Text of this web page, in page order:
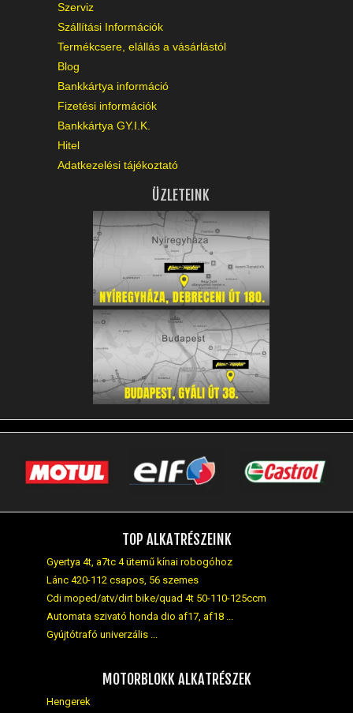
Szerviz
Szállítási Információk
Termékcsere, elállás a vásárlástól
Blog
Bankkártya információ
Fizetési információk
Bankkártya GY.I.K.
Hitel
Adatkezelési tájékoztató
ÜZLETEINK
TOP ALKATRÉSZEINK
Gyertya 4t, a7tc 4 ütemű kínai robogóhoz
Lánc 420-112 csapos, 56 szemes
Cdi moped/atv/dirt bike/quad 4t 50-110-125ccm
Automata szivató honda dio af17, af18 ...
Gyújtótrafó univerzális ...
MOTORBLOKK ALKATRÉSZEK
Hengerek